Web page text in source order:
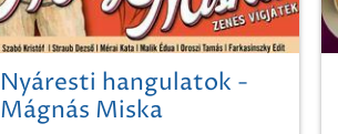
Nyáresti hangulatok -
Mágnás Miska